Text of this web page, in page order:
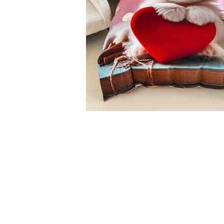
Lenjerii De Pat Creponate
Lenjerii De Pat Bumbac Poplin 2
Lenjerii De Pat Bumbac Poplin,
Lenjerii De Pat Bumbac Satinat 2